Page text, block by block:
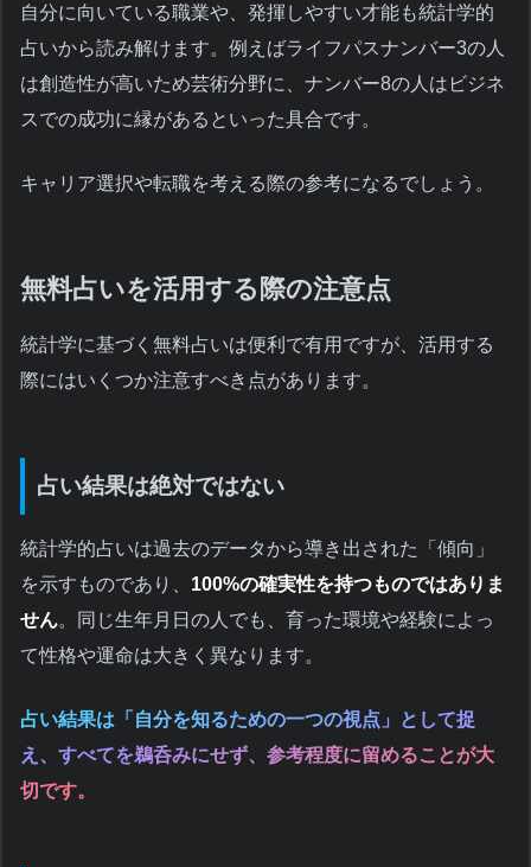
自分に向いている職業や、発揮しやすい才能も統計学的
占いから読み解けます。例えばライフパスナンバー3の人
は創造性が高いため芸術分野に、ナンバー8の人はビジネ
スでの成功に縁があるといった具合です。
キャリア選択や転職を考える際の参考になるでしょう。
無料占いを活用する際の注意点
統計学に基づく無料占いは便利で有用ですが、活用する
際にはいくつか注意すべき点があります。
占い結果は絶対ではない
統計学的占いは過去のデータから導き出された「傾向」
を示すものであり、 100%の確実性を持つものではありま
せん。同じ生年月日の人でも、育った環境や経験によっ
て性格や運命は大きく異なります。
占い結果は「自分を知るための一つの視点」として捉
え、すべてを鵜呑みにせず、参考程度に留めることが大
切です。